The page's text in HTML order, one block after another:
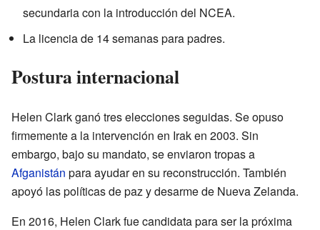
secundaria con la introducción del NCEA.
La licencia de 14 semanas para padres.
Postura internacional
Helen Clark ganó tres elecciones seguidas. Se opuso
firmemente a la intervención en Irak en 2003. Sin
embargo, bajo su mandato, se enviaron tropas a
Afganistán para ayudar en su reconstrucción. También
apoyó las políticas de paz y desarme de Nueva Zelanda.
En 2016, Helen Clark fue candidata para ser la próxima